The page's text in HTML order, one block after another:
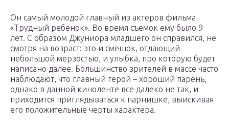
Он самый молодой главный из актеров фильма
«Трудный ребенок». Во время съемок ему было 9
лет. С образом Джуниора младшего он справился, не
смотря на возраст: это и смешок, отдающий
небольшой мерзостью, и улыбка, про которую будет
написано далее. Большинство зрителей в массе часто
наблюдают, что главный герой – хороший парень,
однако в данной киноленте все далеко не так, и
приходится приглядываться к парнишке, выискивая
его положительные черты характера.